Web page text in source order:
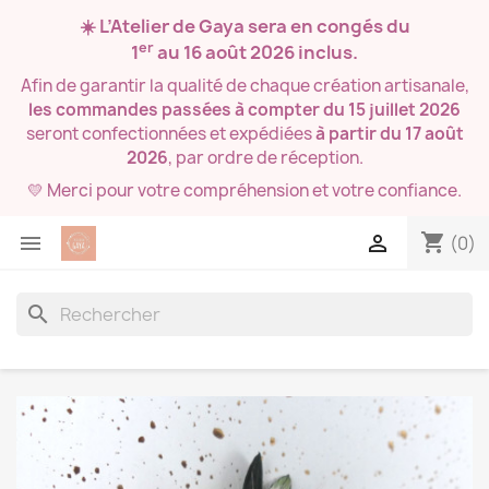
☀️ L’Atelier de Gaya sera en congés du
1erau 16 août 2026inclus.
Afin de garantir la qualité de chaque création artisanale,
les commandes passées à compter du 15 juillet 2026
seront confectionnées et expédiéesà partir du 17 août
2026, par ordre de réception.
💛 Merci pour votre compréhension et votre confiance.
 shopping_cart (0)

search